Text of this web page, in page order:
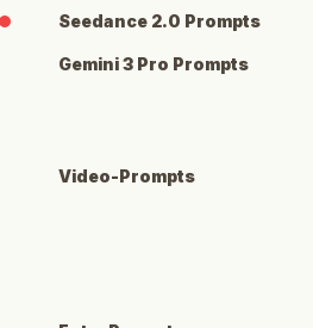
Seedance 2.0 Prompts
Gemini 3 Pro Prompts
Video-Prompts